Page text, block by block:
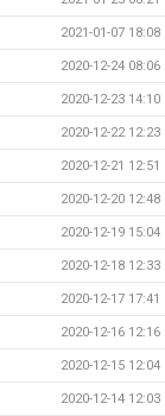
2021-01-07 18:08
2020-12-24 08:06
2020-12-23 14:10
2020-12-22 12:23
2020-12-21 12:51
2020-12-20 12:48
2020-12-19 15:04
2020-12-18 12:33
2020-12-17 17:41
2020-12-16 12:16
2020-12-15 12:04
2020-12-14 12:03